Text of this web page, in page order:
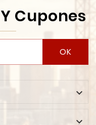
Cupones
OK

